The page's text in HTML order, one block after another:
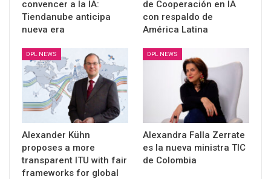
convencer a la IA:
Tiendanube anticipa
nueva era
de Cooperación en IA
con respaldo de
América Latina
DPL NEWS
Alexander Kühn
proposes a more
transparent ITU with fair
frameworks for global
DPL NEWS
Alexandra Falla Zerrate
es la nueva ministra TIC
de Colombia